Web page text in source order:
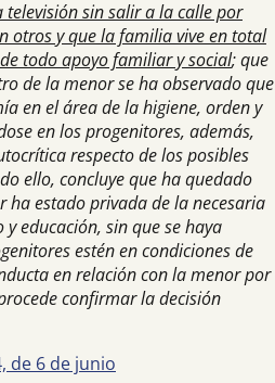
televisión sin salir a la calle por
otros y que la familia vive en total
todo apoyo familiar y social; que
de la menor se ha observado que
en el área de la higiene, orden y
en los progenitores, además,
respecto de los posibles
ello, concluye que ha quedado
ha estado privada de la necesaria
educación, sin que se haya
estén en condiciones de
en relación con la menor por
confirmar la decisión
de 6 de junio